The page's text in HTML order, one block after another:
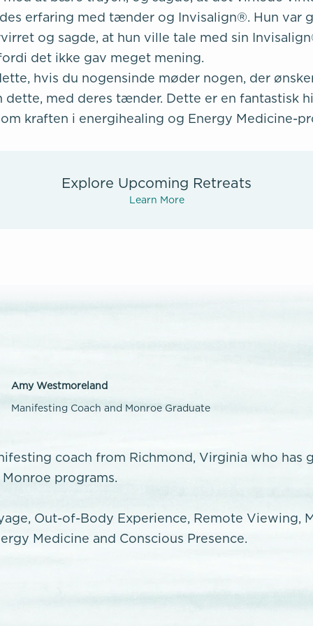
erfaring med tænder og Invisalign®. Hun var
og sagde, at hun ville tale med sin
det ikke gav meget mening.
hvis du nogensinde møder nogen, der
dette, med deres tænder. Dette er en fantastisk
kraften i energihealing og Energy Medicine-
Explore Upcoming Retreats
Learn More
Amy Westmoreland
Manifesting Coach and Monroe Graduate
coach from Richmond, Virginia who has
programs.
Out-of-Body Experience, Remote Viewing,
Medicine and Conscious Presence.